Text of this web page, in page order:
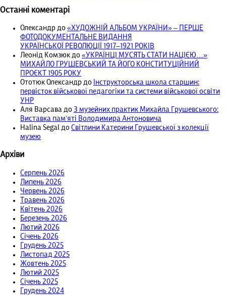
Останні коментарі
Олександр до «ХУДОЖНІЙ АЛЬБОМ УКРАЇНИ» – ПЕРШЕ
ФОТОДОКУМЕНТАЛЬНЕ ВИДАННЯ
УКРАЇНСЬКОЇ РЕВОЛЮЦІЇ 1917‒1921 РОКІВ
Леонід Комзюк до «УКРАЇНЦІ МУСЯТЬ СТАТИ НАЦІЄЮ…»
МИХАЙЛО ГРУШЕВСЬКИЙ ТА ЙОГО КОНСТИТУЦІЙНИЙ
ПРОЄКТ 1905 РОКУ
Ототюк Олександр до Інструкторська школа старшин:
первісток військової педагогіки та системи військової освіти
УНР
Аля Варсава до З музейних практик Михайла Грушевського:
Виставка пам’яті Володимира Антоновича
Halina Segal до Світлини Катерини Грушевської з колекції
музею
Архіви
Серпень 2026
Липень 2026
Червень 2026
Травень 2026
Квітень 2026
Березень 2026
Лютий 2026
Січень 2026
Грудень 2025
Листопад 2025
Жовтень 2025
Лютий 2025
Січень 2025
Грудень 2024